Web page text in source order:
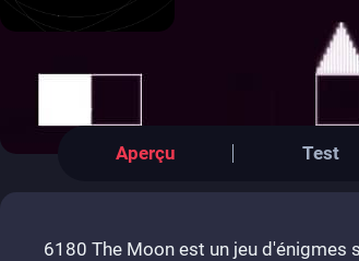
Aperçu Test
6180 The Moon est un jeu d'énigmes